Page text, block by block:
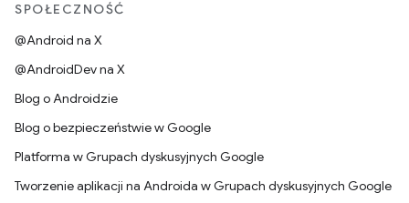
SPOŁECZNOŚĆ
@Android na X
@AndroidDev na X
Blog o Androidzie
Blog o bezpieczeństwie w Google
Platforma w Grupach dyskusyjnych Google
Tworzenie aplikacji na Androida w Grupach dyskusyjnych Google